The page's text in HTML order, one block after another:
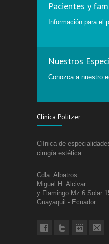
Pacientes y
Información para el
Nuestros
Conozca a nuestro
Clínica Politzer
Clínica de
cirugía estética.
Cdla. Albatros
Miguel H. Alcivar
y Flamingo Mz 6 Solar
Guayaquil - Ecuador